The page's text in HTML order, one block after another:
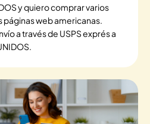
y quiero comprar varios
web americanas.
a través de USPS exprés a